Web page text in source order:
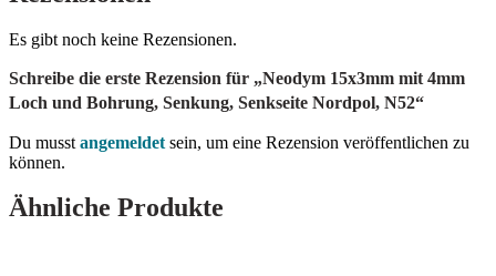
Es gibt noch keine Rezensionen.
Schreibe die erste Rezension für „Neodym 15x3mm mit 4mm
Loch und Bohrung, Senkung, Senkseite Nordpol, N52“
Du musst angemeldet sein, um eine Rezension veröffentlichen zu
können.
Ähnliche Produkte